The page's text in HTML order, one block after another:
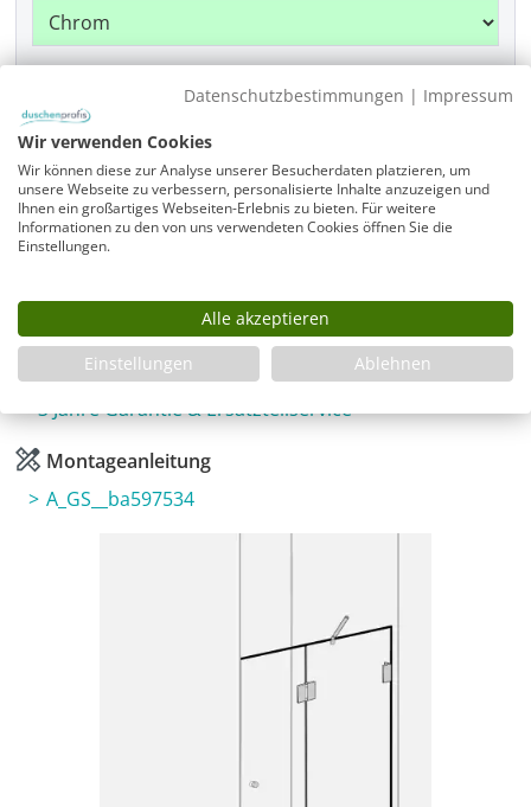
Produkt Anzahl: Gib den gewünschten
In den Warenkorb
Fragen zum Artikel
Planungshilfe
3 Jahre Garantie & Ersatzteilservice
Montageanleitung
A_GS__ba597534
Datenschutzbestimmungen | Impressum
Wir verwenden Cookies
Wir können diese zur Analyse unserer Besucherdaten platzieren, um
unsere Webseite zu verbessern, personalisierte Inhalte anzuzeigen und
Ihnen ein großartiges Webseiten-Erlebnis zu bieten. Für weitere
Informationen zu den von uns verwendeten Cookies öffnen Sie die
Einstellungen.
Alle akzeptieren
Einstellungen
Ablehnen